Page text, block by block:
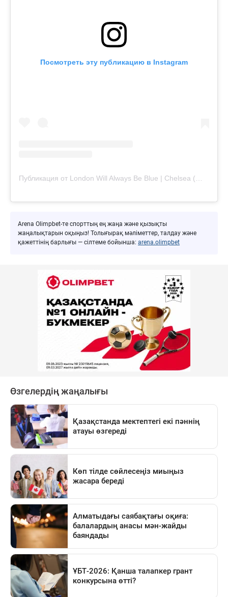
Посмотреть эту публикацию в Instagram
Arena Olimpbet-те спорттың ең жаңа және қызықты
жаңалықтарын оқыңыз! Толығырақ мәліметтер, талдау және
қажеттінің барлығы — сілтеме бойынша: arena.olimpbet